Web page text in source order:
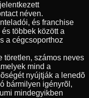
néven.
és franchise
többek között a
a cégcsoporthoz
töretlen, számos neves
mind a
nyújtják a lenedõ
bármilyen igényrõl,
mindegyikben